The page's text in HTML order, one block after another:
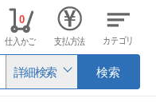
詳細検索 検索
仕入かご
0
支払方法 カテゴリ